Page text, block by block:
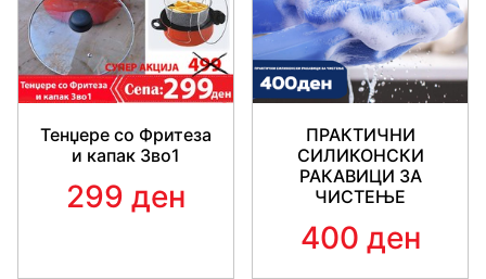
Тенџере со Фритеза
и капак 3во1
299 ден
ПРАКТИЧНИ
СИЛИКОНСКИ
РАКАВИЦИ ЗА
ЧИСТЕЊЕ
400 ден